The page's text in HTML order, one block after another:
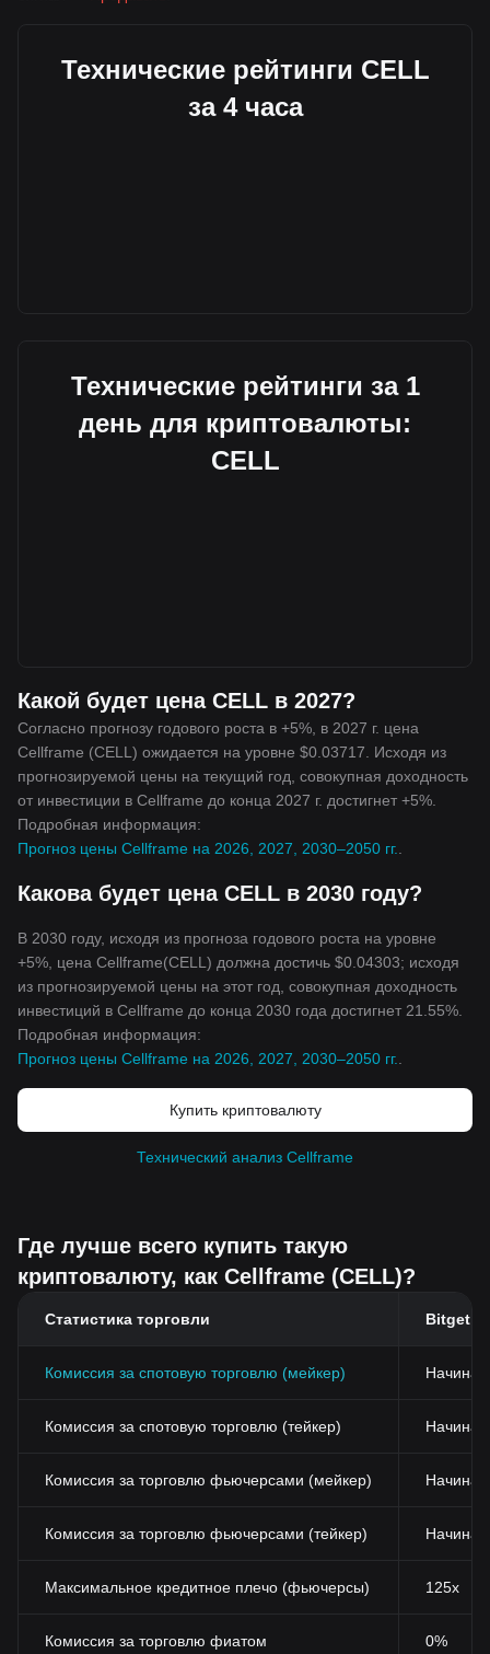
Технические рейтинги CELL
за 4 часа
Технические рейтинги за 1
день для криптовалюты:
CELL
Какой будет цена CELL в 2027?
Согласно прогнозу годового роста в +5%, в 2027 г. цена
Cellframe (CELL) ожидается на уровне $0.03717. Исходя из
прогнозируемой цены на текущий год, совокупная доходность
от инвестиции в Cellframe до конца 2027 г. достигнет +5%.
Подробная информация:
Прогноз цены Cellframe на 2026, 2027, 2030–2050 гг.
Какова будет цена CELL в 2030 году?
В 2030 году, исходя из прогноза годового роста на уровне
+5%, цена Cellframe(CELL) должна достичь $0.04303; исходя
из прогнозируемой цены на этот год, совокупная доходность
инвестиций в Cellframe до конца 2030 года достигнет 21.55%.
Подробная информация:
Прогноз цены Cellframe на 2026, 2027, 2030–2050 гг.
Купить криптовалюту
Технический анализ Cellframe
Где лучше всего купить такую
криптовалюту, как Cellframe (CELL)?
Статистика торговли Bitget
Комиссия за спотовую торговлю (мейкер)
Комиссия за спотовую торговлю (тейкер)
Комиссия за торговлю фьючерсами (мейкер)
Комиссия за торговлю фьючерсами (тейкер)
Максимальное кредитное плечо (фьючерсы) 125x
Комиссия за торговлю фиатом 0%